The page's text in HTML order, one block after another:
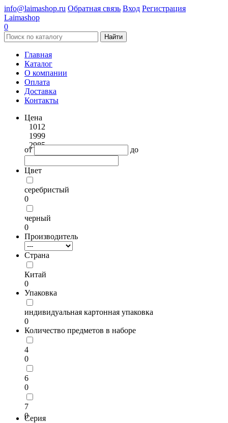
info@laimashop.ru Обратная связь Вход Регистрация
Laimashop
0
Найти
Главная
Каталог
О компании
Оплата
Доставка
Контакты
Цена
1012
1999
2985
от до
Цвет
серебристый
0
черный
0
Производитель
Страна
Китай
0
Упаковка
индивидуальная картонная упаковка
0
Количество предметов в наборе
4
0
6
0
7
0
Серия